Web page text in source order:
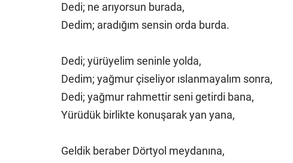
Dedi; ne arıyorsun burada,
Dedim; aradığım sensin orda burda.
Dedi; yürüyelim seninle yolda,
Dedim; yağmur çiseliyor ıslanmayalım sonra,
Dedi; yağmur rahmettir seni getirdi bana,
Yürüdük birlikte konuşarak yan yana,
Geldik beraber Dörtyol meydanına,